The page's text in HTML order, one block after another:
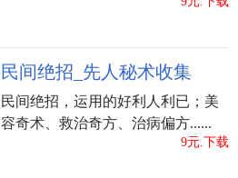
民间绝招_先人秘术收集
民间绝招，运用的好利人利已；美
容奇术、救治奇方、治病偏方......
9元.下载